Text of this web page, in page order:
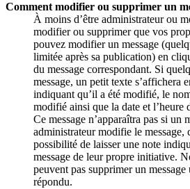
Comment modifier ou supprimer un
À moins d’être administrateur ou
modifier ou supprimer que vos
pouvez modifier un message
limitée après sa publication) en
du message correspondant. Si
message, un petit texte s’affichera
indiquant qu’il a été modifié, le
modifié ainsi que la date et l’heure
Ce message n’apparaîtra pas si un
administrateur modifie le message,
possibilité de laisser une note
message de leur propre initiative.
peuvent pas supprimer un
répondu.